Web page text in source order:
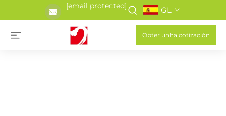
[email protected] GL
Obter unha cotización